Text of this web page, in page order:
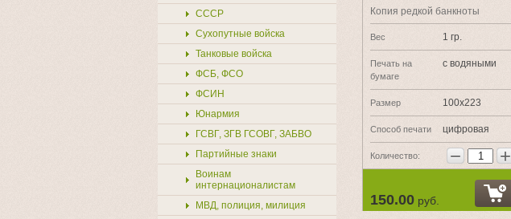
СССР
Сухопутные войска
Танковые войска
ФСБ, ФСО
ФСИН
Юнармия
ГСВГ, ЗГВ ГСОВГ, ЗАБВО
Партийные знаки
Воинам
интернационалистам
МВД, полиция, милиция
Копия редкой банкноты
Вес 1 гр.
Печать на
бумаге
с водяными
Размер 100х223
Способ печати цифровая
Количество: − +
150.00 руб.